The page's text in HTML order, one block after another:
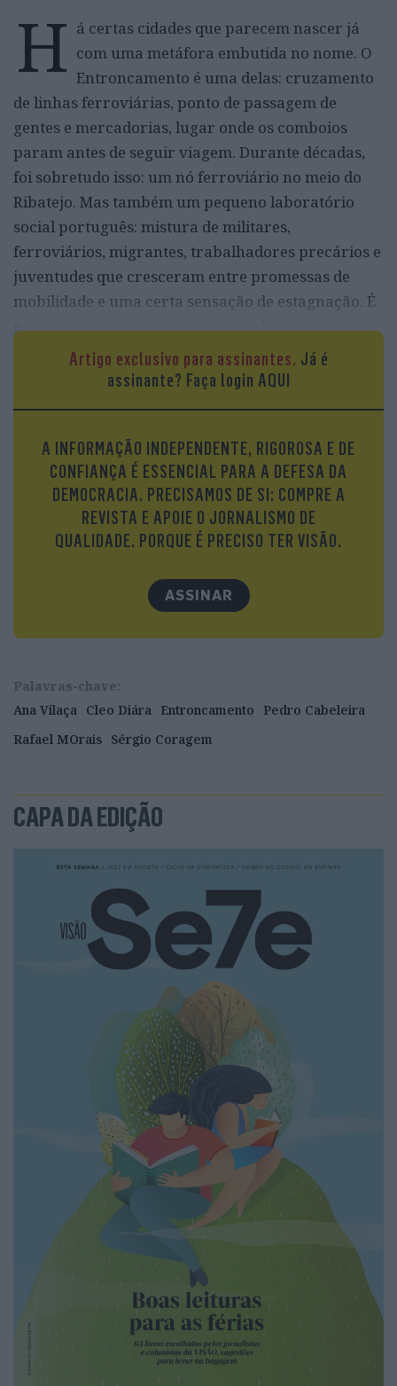
H á certas cidades que parecem nascer já
com uma metáfora embutida no nome. O
Entroncamento é uma delas: cruzamento
de linhas ferroviárias, ponto de passagem de
gentes e mercadorias, lugar onde os comboios
param antes de seguir viagem. Durante décadas,
foi sobretudo isso: um nó ferroviário no meio do
Ribatejo. Mas também um pequeno laboratório
social português: mistura de militares,
ferroviários, migrantes, trabalhadores precários e
juventudes que cresceram entre promessas de
mobilidade e uma certa sensação de estagnação. É
precisamente a esse território simbólico que o
realizador português Pedro Cabeleira decidiu
regressar para filmarEntroncamento
festivais internacionais e pela secção ACID do
Festival de Cannes 2025.
Uma cidade que é mais do que um
ponto de passagem
Artigo exclusivo para assinantes. Já é
assinante? Faça login AQUI
A INFORMAÇÃO INDEPENDENTE, RIGOROSA E DE
CONFIANÇA É ESSENCIAL PARA A DEFESA DA
DEMOCRACIA. PRECISAMOS DE SI: COMPRE A
REVISTA E APOIE O JORNALISMO DE
QUALIDADE. PORQUE É PRECISO TER VISÃO.
ASSINAR
Palavras-chave:
Ana Vilaça Cleo Diára Entroncamento
Pedro Cabeleira
Rafael MOrais Sérgio Coragem
CAPA DA EDIÇÃO